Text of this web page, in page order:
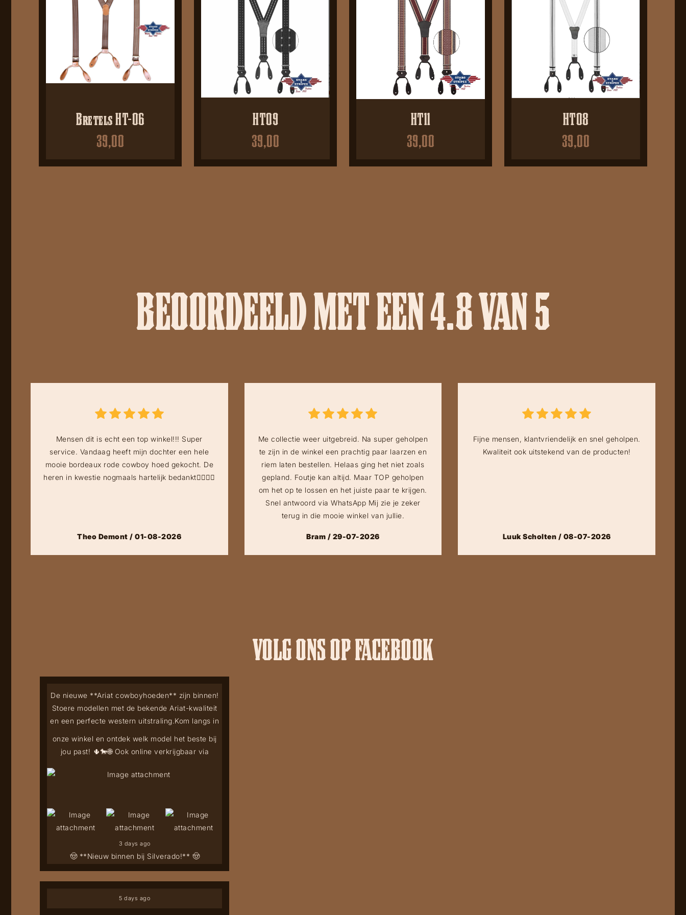
Bretels HT-06
39,00
HT09
39,00
HT11
39,00
HT08
39,00
BEOORDEELD MET EEN 4.8 VAN 5
Mensen dit is echt een top winkel!!! Super
service. Vandaag heeft mijn dochter een hele
mooie bordeaux rode cowboy hoed gekocht. De
heren in kwestie nogmaals hartelijk bedankt👍🏻👍🏻
Theo Demont / 01-08-2026
Me collectie weer uitgebreid. Na super geholpen
te zijn in de winkel een prachtig paar laarzen en
riem laten bestellen. Helaas ging het niet zoals
gepland. Foutje kan altijd. Maar TOP geholpen
om het op te lossen en het juiste paar te krijgen.
Snel antwoord via WhatsApp Mij zie je zeker
terug in die mooie winkel van jullie.
Bram / 29-07-2026
Fijne mensen, klantvriendelijk en snel geholpen.
Kwaliteit ook uitstekend van de producten!
Luuk Scholten / 08-07-2026
VOLG ONS OP FACEBOOK
🤠 **Nieuw binnen bij Silverado!** 🤠
De nieuwe **Ariat cowboyhoeden** zijn binnen!
Stoere modellen met de bekende Ariat-kwaliteit
en een perfecte western uitstraling.Kom langs in
onze winkel en ontdek welk model het beste bij
jou past! 🌵🐎🌐 Ook online verkrijgbaar via
3 days ago
5 days ago